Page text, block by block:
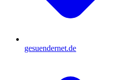
gesuendernet.de